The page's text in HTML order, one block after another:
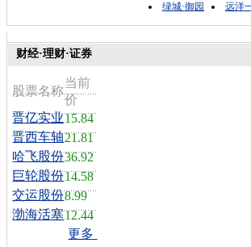
绿城·御园
远洋
财经·理财·证券
股票名称
当前
价
晋亿实业15.84
晋西车轴21.81
哈飞股份36.92
巨轮股份14.58
交运股份8.99
渤海活塞12.44
更多